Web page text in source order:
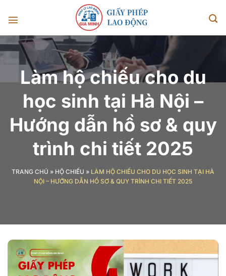
đến
nội
dung
Làm hộ chiếu cho du
học sinh tại Hà Nội –
Hướng dẫn hồ sơ & quy
trình chi tiết 2025
TRANG CHỦ » HỘ CHIẾU » LÀM HỘ CHIẾU CHO DU HỌC SINH TẠI HÀ
NỘI – HƯỚNG DẪN HỒ SƠ & QUY TRÌNH CHI TIẾT 2025